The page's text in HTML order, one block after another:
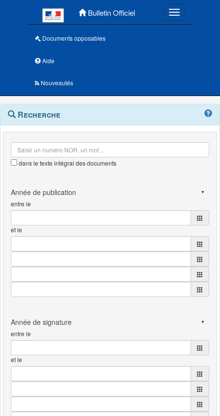
Bulletin Officiel Toggle
Documents opposables
Aide
Nouveautés
Navigation
outils
Menu
contextuel
Recherche
dans le texte intégral des documents
entre le
et le
entre le
et le